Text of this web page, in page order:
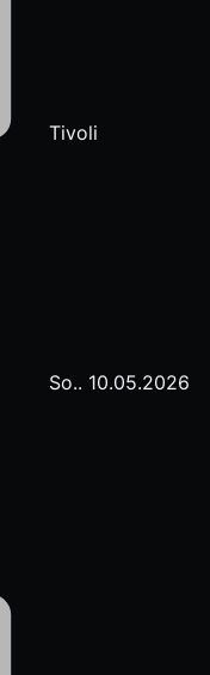
Tivoli
So.. 10.05.2026